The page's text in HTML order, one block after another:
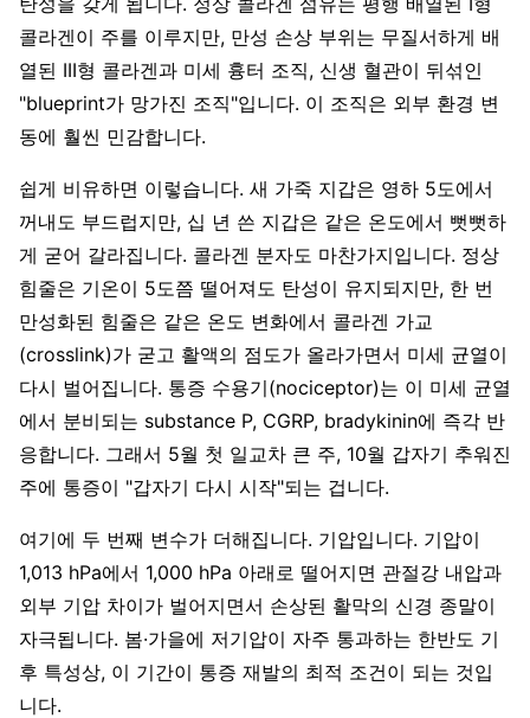
콜라겐이 주를 이루지만, 만성 손상 부위는 무질서하게 배
열된 III형 콜라겐과 미세 흉터 조직, 신생 혈관이 뒤섞인
"blueprint가 망가진 조직"입니다. 이 조직은 외부 환경 변
동에 훨씬 민감합니다.
쉽게 비유하면 이렇습니다. 새 가죽 지갑은 영하 5도에서
꺼내도 부드럽지만, 십 년 쓴 지갑은 같은 온도에서 뻣뻣하
게 굳어 갈라집니다. 콜라겐 분자도 마찬가지입니다. 정상
힘줄은 기온이 5도쯤 떨어져도 탄성이 유지되지만, 한 번
만성화된 힘줄은 같은 온도 변화에서 콜라겐 가교
(crosslink)가 굳고 활액의 점도가 올라가면서 미세 균열이
다시 벌어집니다. 통증 수용기(nociceptor)는 이 미세 균열
에서 분비되는 substance P, CGRP, bradykinin에 즉각 반
응합니다. 그래서 5월 첫 일교차 큰 주, 10월 갑자기 추워진
주에 통증이 "갑자기 다시 시작"되는 겁니다.
여기에 두 번째 변수가 더해집니다. 기압입니다. 기압이
1,013 hPa에서 1,000 hPa 아래로 떨어지면 관절강 내압과
외부 기압 차이가 벌어지면서 손상된 활막의 신경 종말이
자극됩니다. 봄·가을에 저기압이 자주 통과하는 한반도 기
후 특성상, 이 기간이 통증 재발의 최적 조건이 되는 것입
니다.